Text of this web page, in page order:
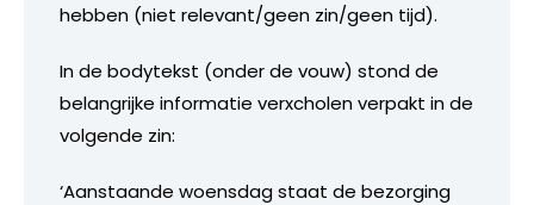
hebben (niet relevant/geen zin/geen tijd).
In de bodytekst (onder de vouw) stond de
belangrijke informatie verxcholen verpakt in de
volgende zin:
‘Aanstaande woensdag staat de bezorging